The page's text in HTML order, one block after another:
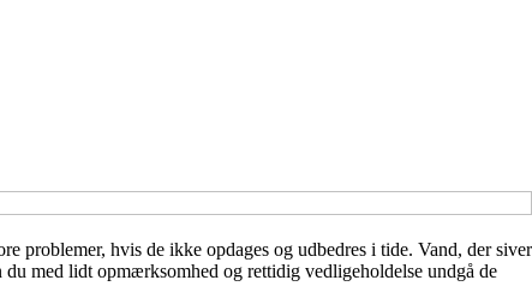
problemer, hvis de ikke opdages og udbedres i tide. Vand, der siver
med lidt opmærksomhed og rettidig vedligeholdelse undgå de